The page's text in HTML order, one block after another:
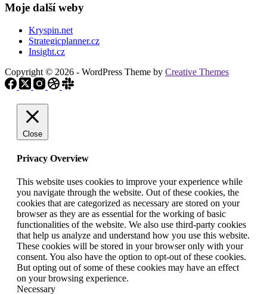
Moje další weby
Kryspin.net
Strategicplanner.cz
Insight.cz
Copyright © 2026 - WordPress Theme by Creative Themes
Close
Privacy Overview
This website uses cookies to improve your experience while
you navigate through the website. Out of these cookies, the
cookies that are categorized as necessary are stored on your
browser as they are as essential for the working of basic
functionalities of the website. We also use third-party cookies
that help us analyze and understand how you use this website.
These cookies will be stored in your browser only with your
consent. You also have the option to opt-out of these cookies.
But opting out of some of these cookies may have an effect
on your browsing experience.
Necessary